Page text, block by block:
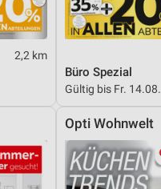
2,2 km
Büro Spezial
Gültig bis Fr. 14.08.
Opti Wohnwelt